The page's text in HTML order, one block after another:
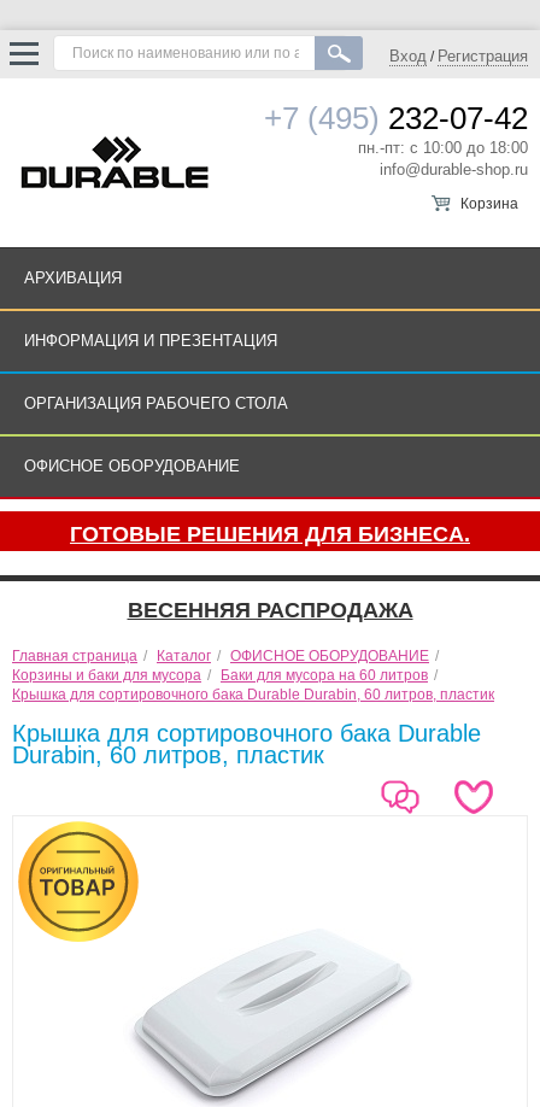
Вход / Регистрация
+7 (495) 232-07-42
пн.-пт: с 10:00 до 18:00
info@durable-shop.ru
Корзина
АРХИВАЦИЯ
ИНФОРМАЦИЯ И ПРЕЗЕНТАЦИЯ
ОРГАНИЗАЦИЯ РАБОЧЕГО СТОЛА
ОФИСНОЕ ОБОРУДОВАНИЕ
ГОТОВЫЕ РЕШЕНИЯ ДЛЯ БИЗНЕСА.
ВЕСЕННЯЯ РАСПРОДАЖА
Главная страница / Каталог / ОФИСНОЕ ОБОРУДОВАНИЕ /
Корзины и баки для мусора / Баки для мусора на 60 литров /
Крышка для сортировочного бака Durable Durabin, 60 литров, пластик
Крышка для сортировочного бака Durable
Durabin, 60 литров, пластик